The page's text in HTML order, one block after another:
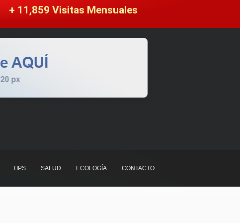
+ 11,859 Visitas Mensuales
TIPS SALUD ECOLOGÍA CONTACTO